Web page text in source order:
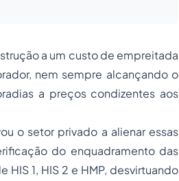
a um custo de empreitada
nem sempre alcançando o
a preços condizentes aos
o setor privado a alienar essas
do enquadramento das
1, HIS 2 e HMP, desvirtuando